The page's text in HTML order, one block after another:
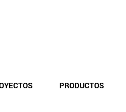
PRODUCTOS